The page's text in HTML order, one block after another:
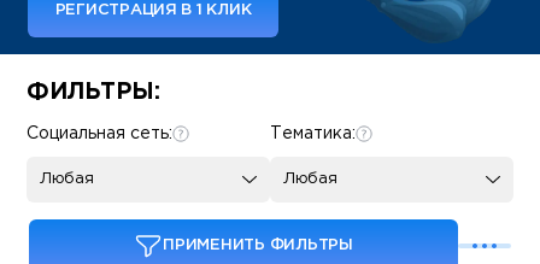
РЕГИСТРАЦИЯ В 1 КЛИК
Some SEO Title
ФИЛЬТРЫ:
Тематика:
Любая
Социальная сеть:
Любая
ПРИМЕНИТЬ ФИЛЬТРЫ